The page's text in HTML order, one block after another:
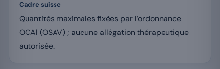
Cadre suisse
Quantités maximales fixées par l’ordonnance
OCAl (OSAV) ; aucune allégation thérapeutique
autorisée.